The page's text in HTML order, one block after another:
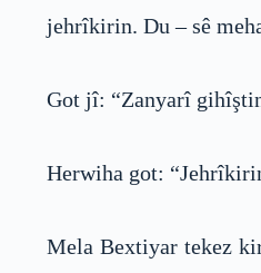
jehrîkirin. Du – sê
Got jî: “Zanyarî
Herwiha got:
Mela Bextiyar tekez